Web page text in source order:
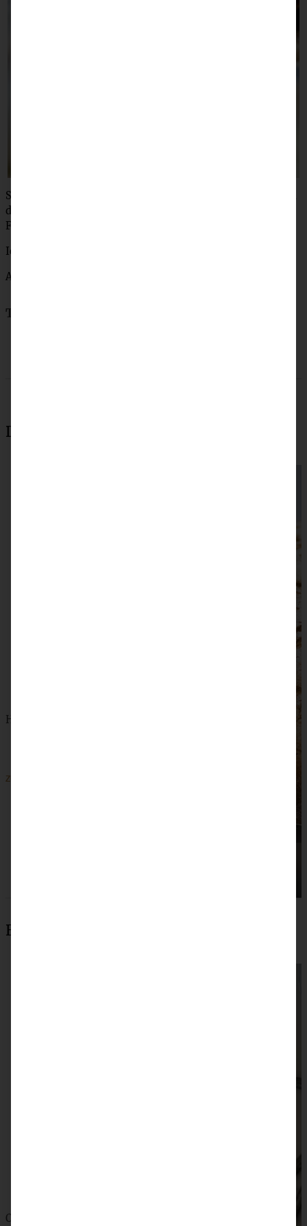
So, nun habt noch eine schöne Restwoche, lasst Euch von
dem Schietwetter nicht frusten und freut Euch auf’s
Fiiiiiinnnnnaaaaaleeeeeee!
Ich wünsch’ Euch was!
Andrea
Teile das Rezept
Das könnte auch interessant sein:
Herzhaftes Sauerteig-Mischbrot im Topf gebacken
ZUM BEITRAG
Beliebteste Rezepte
Omas saftiger Zwetschgenkuchen mit Zimtkruste -